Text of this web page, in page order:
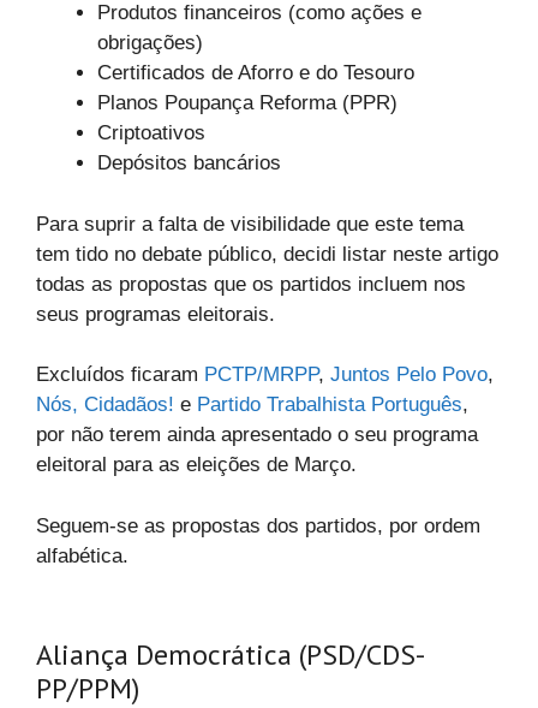
Produtos financeiros (como ações e
obrigações)
Certificados de Aforro e do Tesouro
Planos Poupança Reforma (PPR)
Criptoativos
Depósitos bancários
Para suprir a falta de visibilidade que este tema
tem tido no debate público, decidi listar neste artigo
todas as propostas que os partidos incluem nos
seus programas eleitorais.
Excluídos ficaram PCTP/MRPP, Juntos Pelo Povo,
Nós, Cidadãos! e Partido Trabalhista Português,
por não terem ainda apresentado o seu programa
eleitoral para as eleições de Março.
Seguem-se as propostas dos partidos, por ordem
alfabética.
Aliança Democrática (PSD/CDS-
PP/PPM)